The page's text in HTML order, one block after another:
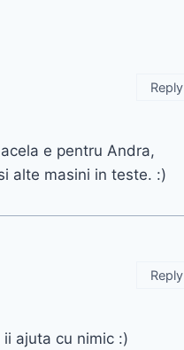
e pentru Andra,
alte masini in teste. :)
Reply
ajuta cu nimic :)
Reply